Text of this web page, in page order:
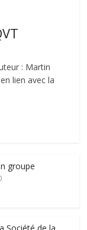
: Martin
lien avec la
groupe